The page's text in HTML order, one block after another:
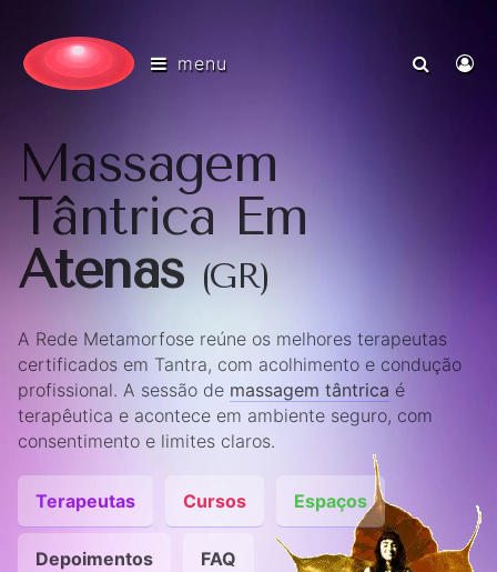
menu
Massagem
Tântrica Em
Atenas(GR)
A Rede Metamorfose reúne os melhores terapeutas
certificados em Tantra, com acolhimento e condução
profissional. A sessão de massagem tântrica é
terapêutica e acontece em ambiente seguro, com
consentimento e limites claros.
Terapeutas Cursos Espaços
Depoimentos FAQ